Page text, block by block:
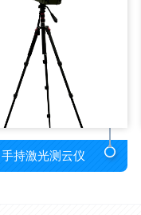
手持激光测云仪